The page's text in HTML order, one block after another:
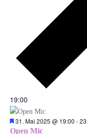
19:00
Empfohlen
31. Mai 2025 @ 19:00 -
Open Mic